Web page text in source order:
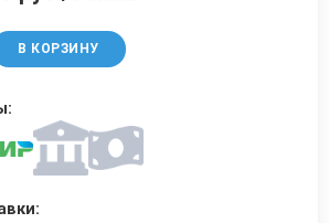
В КОРЗИНУ